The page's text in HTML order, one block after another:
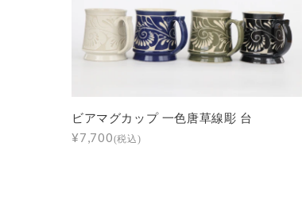
ビアマグカップ 一色唐草線彫 台
¥7,700(税込)